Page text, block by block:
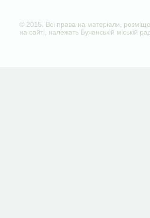
© 2015. Всі права на матеріали,
на сайті, належать Бучанській міській